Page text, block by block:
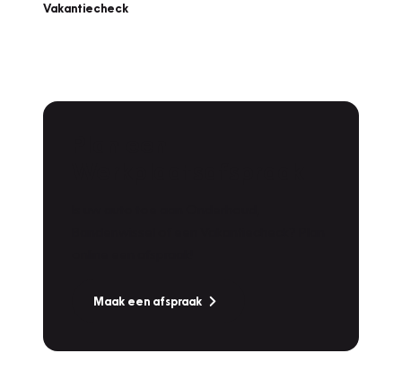
Vakantiecheck
Maak een afspraak